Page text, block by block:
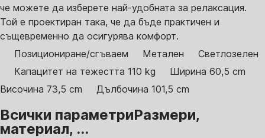
че можете да изберете най-удобната за релаксация.
Той е проектиран така, че да бъде практичен и
същевременно да осигурява комфорт.
Позициониране/сгъваем
Метален
Светлозелен
Капацитет на тежестта 110 kg
Ширина 60,5 cm
Височина 73,5 cm
Дълбочина 101,5 cm
Всички параметриРазмери,
материал, ...